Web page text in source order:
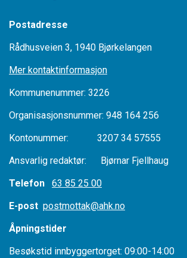
Postadresse
Rådhusveien 3, 1940 Bjørkelangen
Mer kontaktinformasjon
Kommunenummer: 3226
Organisasjonsnummer: 948 164 256
Kontonummer: 3207 34 57555
Ansvarlig redaktør: Bjørnar Fjellhaug
Telefon 63 85 25 00
E-post postmottak@ahk.no
Åpningstider
Besøkstid innbyggertorget: 09:00-14:00